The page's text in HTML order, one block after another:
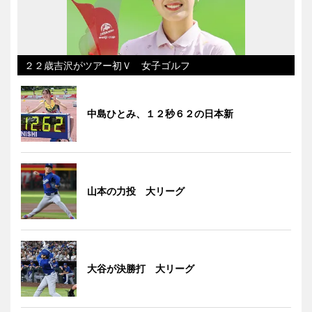
２２歳吉沢がツアー初Ｖ 女子ゴルフ
中島ひとみ、１２秒６２の日本新
山本の力投 大リーグ
大谷が決勝打 大リーグ